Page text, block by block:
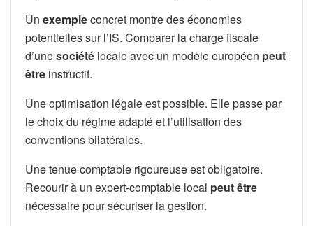
Un exempleconcret montre des économies
potentielles sur l’IS. Comparer la charge fiscale
d’unesociété locale avec un modèle européen peut
être instructif.
Une optimisation légale est possible. Elle passe par
le choix du régime adapté et l’utilisation des
conventions bilatérales.
Une tenue comptable rigoureuse est obligatoire.
Recourir à un expert-comptable local peut être
nécessaire pour sécuriser la gestion.